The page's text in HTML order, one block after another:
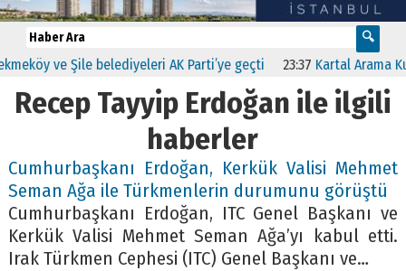
ve Şile belediyeleri AK Parti’ye geçti 23:37 Kartal Arama
Recep Tayyip Erdoğan ile ilgili
haberler
Cumhurbaşkanı Erdoğan, Kerkük Valisi Mehmet
Seman Ağa ile Türkmenlerin durumunu görüştü
Cumhurbaşkanı Erdoğan, ITC Genel Başkanı ve
Kerkük Valisi Mehmet Seman Ağa’yı kabul etti.
Irak Türkmen Cephesi (ITC) Genel Başkanı ve…